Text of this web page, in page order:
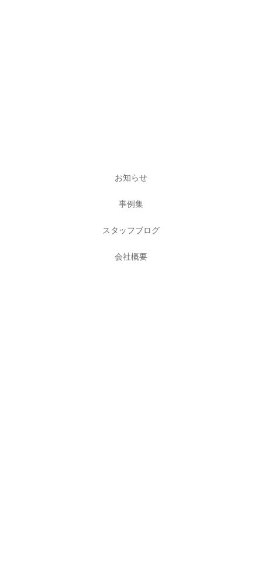
お知らせ
事例集
スタッフブログ
会社概要